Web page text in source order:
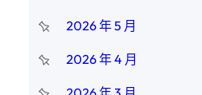
2026 年 5 月
2026 年 4 月